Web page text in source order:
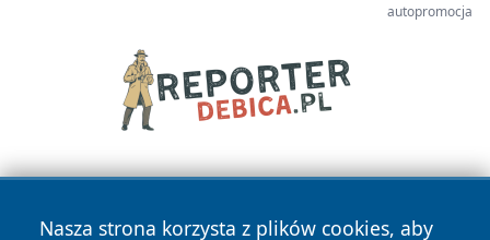
autopromocja
Nasza strona korzysta z plików cookies, aby